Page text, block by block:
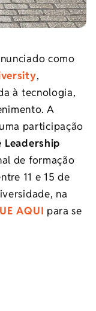
como
,
à tecnologia,
A
participação
Leadership
de formação
11 e 15 de
na
AQUI para se